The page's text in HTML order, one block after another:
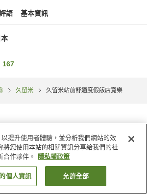
語 基本資訊
167
久留米 久留米站前舒適度假飯店寛樂
找客房
提升使用者體驗，並分析我們網站的效
將您使用本站的相關資訊分享給我們的社
合作夥伴。
隱私權政策
個人資訊 允許全部